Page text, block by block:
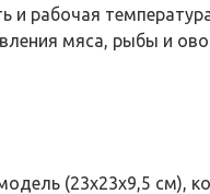
и рабочая
мяса, рыбы и
(23х23х9,5 см),